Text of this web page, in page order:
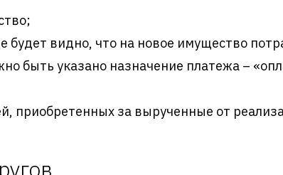
будет видно, что на новое имущество
быть указано назначение платежа –
приобретенных за вырученные от